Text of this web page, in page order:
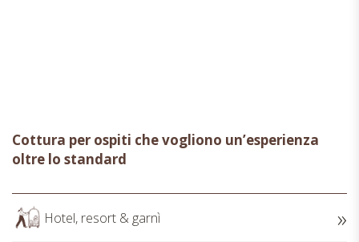
Cottura per ospiti che vogliono un’esperienza
oltre lo standard
Hotel, resort & garnì